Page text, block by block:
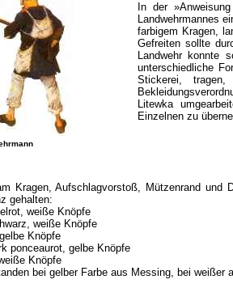
In der
Landwehrmannes
farbigem Kragen,
Gefreiten sollte
Landwehr konnte
unterschiedliche
Stickerei,
Litewka
Einzelnen zu
Kragen, Aufschlagvorstoß, Mützenrand und
gehalten:
weiße Knöpfe
weiße Knöpfe
Knöpfe
ponceaurot, gelbe Knöpfe
Knöpfe
bei gelber Farbe aus Messing, bei weißer